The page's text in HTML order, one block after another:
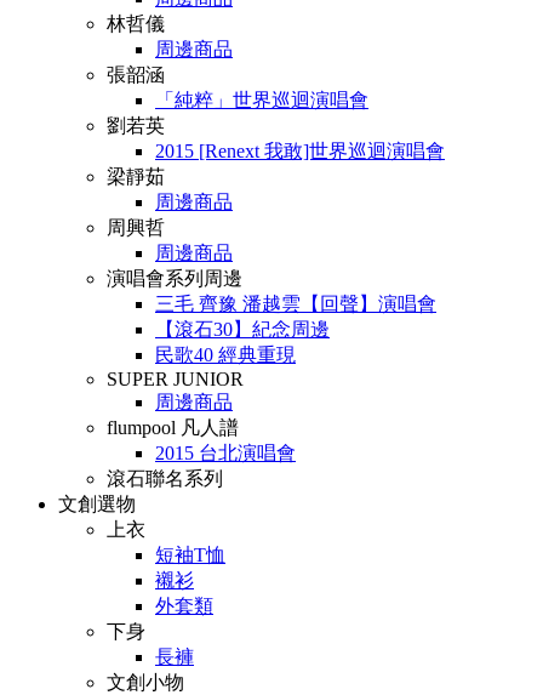
林哲儀
周邊商品
張韶涵
「純粹」世界巡迴演唱會
劉若英
2015 [Renext 我敢]世界巡迴演唱會
梁靜茹
周邊商品
周興哲
周邊商品
演唱會系列周邊
三毛 齊豫 潘越雲【回聲】演唱會
【滾石30】紀念周邊
民歌40 經典重現
SUPER JUNIOR
周邊商品
flumpool 凡人譜
2015 台北演唱會
滾石聯名系列
文創選物
上衣
短袖T恤
襯衫
外套類
下身
長褲
文創小物